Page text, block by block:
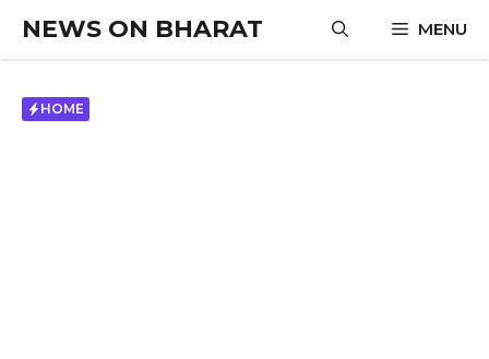
content
NEWS ON BHARAT MENU
HOME